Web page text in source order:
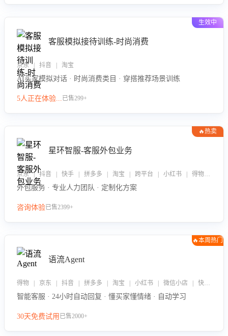
生效中
客服模拟接待训练-时尚消费
京东 | 抖音 | 淘宝
AI买家模拟对话 · 时尚消费类目 · 穿搭推荐场景训练
5人正在体验...已售299+
🔥热卖
星环智服-客服外包业务
京东 | 抖音 | 快手 | 拼多多 | 淘宝 | 跨平台 | 小红书 | 得物 | 企业微信
外包服务 · 专业人力团队 · 定制化方案
咨询体验已售2399+
🔥本周热门
语流Agent
得物 | 京东 | 抖音 | 拼多多 | 淘宝 | 小红书 | 微信小店 | 快手 | 唯品会
智能客服 · 24小时自动回复 · 懂买家懂情绪 · 自动学习
30天免费试用 已售2000+